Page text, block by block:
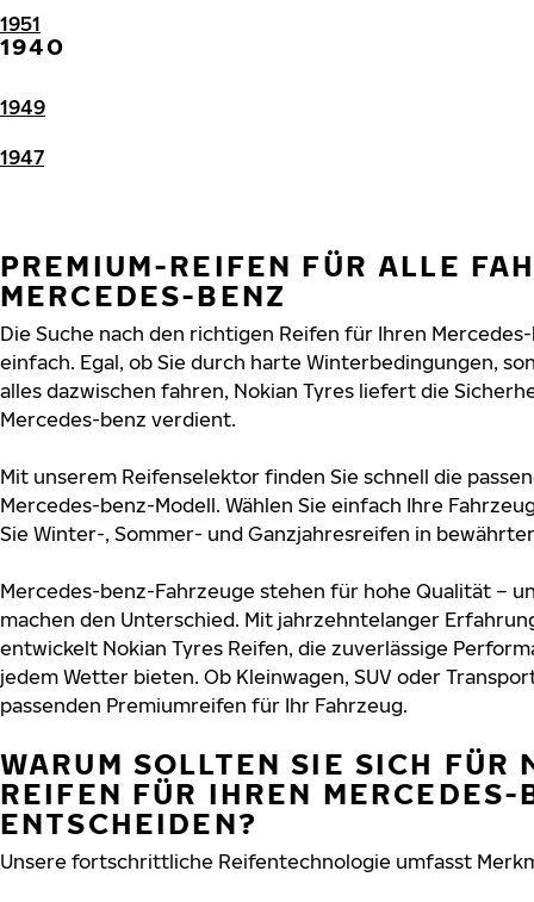
1951
1940
1949
1947
PREMIUM-REIFEN FÜR ALLE
MERCEDES-BENZ
Die Suche nach den richtigen Reifen für Ihren
einfach. Egal, ob Sie durch harte Winterbedingungen,
alles dazwischen fahren, Nokian Tyres liefert die
Mercedes-benz verdient.
Mit unserem Reifenselektor finden Sie schnell die
Mercedes-benz-Modell. Wählen Sie einfach Ihre
Sie Winter-, Sommer- und Ganzjahresreifen in
Mercedes-benz-Fahrzeuge stehen für hohe Qualität –
machen den Unterschied. Mit jahrzehntelanger
entwickelt Nokian Tyres Reifen, die zuverlässige
jedem Wetter bieten. Ob Kleinwagen, SUV oder
passenden Premiumreifen für Ihr Fahrzeug.
WARUM SOLLTEN SIE SICH FÜR
REIFEN FÜR IHREN MERCEDES-
ENTSCHEIDEN?
Unsere fortschrittliche Reifentechnologie umfasst